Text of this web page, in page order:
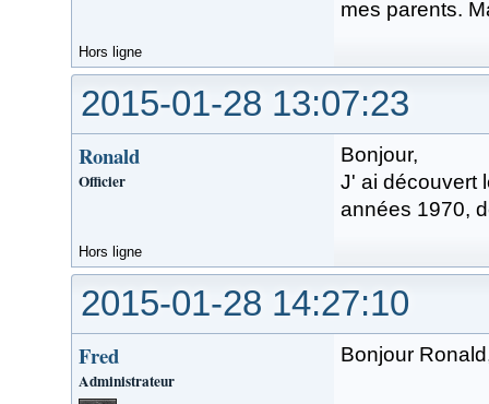
mes parents.
Hors ligne
2015-01-28 13:07:23
Ronald
Officier
Bonjour,
J' ai découvert
années 1970,
Hors ligne
2015-01-28 14:27:10
Fred
Administrateur
Bonjour